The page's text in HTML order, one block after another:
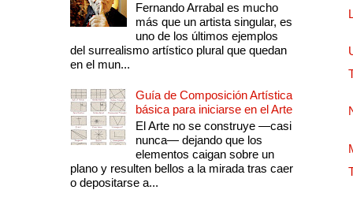
Fernando Arrabal es mucho
más que un artista singular, es
uno de los últimos ejemplos
del surrealismo artístico plural que quedan
en el mun...
Guía de Composición Artística
básica para iniciarse en el Arte
El Arte no se construye —casi
nunca— dejando que los
elementos caigan sobre un
plano y resulten bellos a la mirada tras caer
o depositarse a...